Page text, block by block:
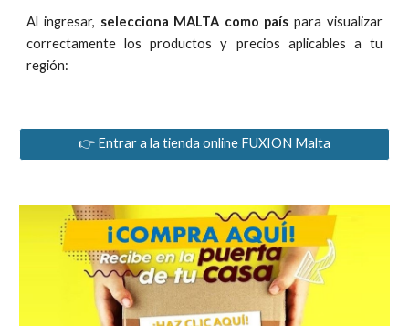
Al ingresar, selecciona MALTA como país para visualizar
correctamentelos productos y precios aplicables a tu
región:
👉 Entrar a la tienda online FUXION Malta